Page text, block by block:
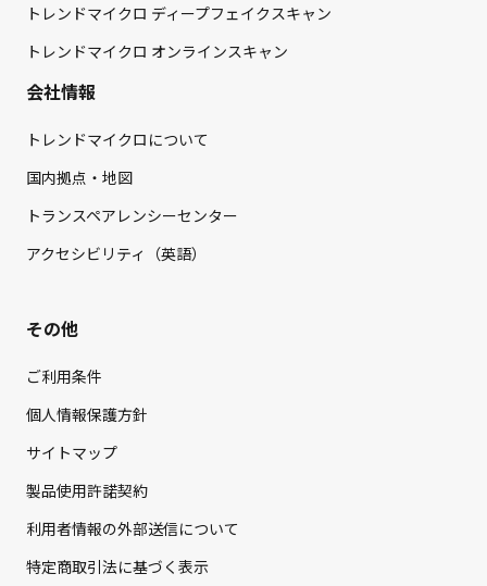
トレンドマイクロ ディープフェイクスキャン
トレンドマイクロ オンラインスキャン
会社情報
トレンドマイクロについて
国内拠点・地図
トランスペアレンシーセンター
アクセシビリティ（英語）
その他
ご利用条件
個人情報保護方針
サイトマップ
製品使用許諾契約
利用者情報の外部送信について
特定商取引法に基づく表示